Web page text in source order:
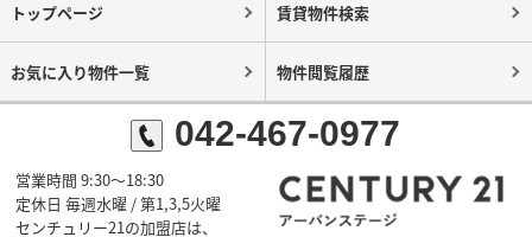
トップページ 賃貸物件検索
お気に入り物件一覧 物件閲覧履歴
042-467-0977
営業時間 9:30～18:30
定休日 毎週水曜 / 第1,3,5火曜
センチュリー21の加盟店は、